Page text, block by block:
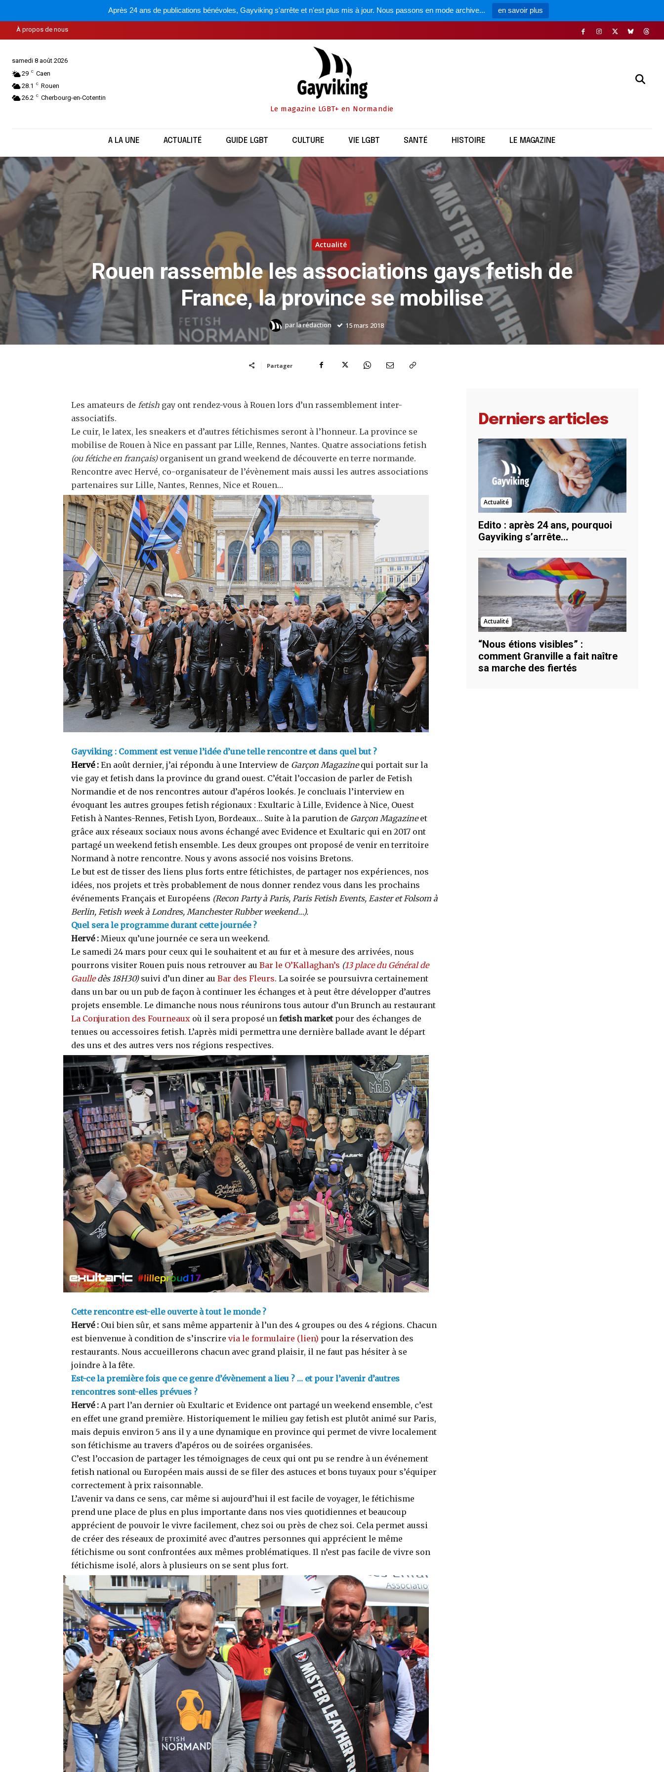
Après 24 ans de publications bénévoles, Gayviking s'arrête et n'est plus mis à jour. Nous passons en mode archive... en savoir plus
À propos de nous
samedi 8 août 2026
29 C Caen
28.1
C Rouen
26.2
C Cherbourg-en-Cotentin
Le magazine LGBT+ en Normandie
A LA UNE ACTUALITÉ GUIDE LGBT CULTURE VIE LGBT SANTÉ HISTOIRE LE MAGAZINE
Actualité
Rouen rassemble les associations gays fetish de
France, la province se mobilise
parla rédaction 15 mars 2018
Partager
Les amateurs de fetishgay ont rendez-vous à Rouen lors d’un rassemblement inter-
associatifs.
Le cuir, le latex, les sneakers et d’autres fétichismes seront à l’honneur. La province se
mobilise de Rouen à Nice en passant par Lille, Rennes, Nantes. Quatre associations fetish
(ou fétiche en français)organisent un grand weekend de découverte en terre normande.
Rencontre avec Hervé, co-organisateur de l’évènement mais aussi les autres associations
partenaires sur Lille, Nantes, Rennes, Nice et Rouen…
Gayviking : Comment est venue l’idée d’une telle rencontre et dans quel but ?
Hervé :En août dernier, j’ai répondu à une Interview de Garçon Magazinequi portait sur la
vie gay et fetish dans la province du grand ouest. C’était l’occasion de parler de Fetish
Normandie et de nos rencontres autour d’apéros lookés. Je concluais l’interview en
évoquant les autres groupes fetish régionaux : Exultaric à Lille, Evidence à Nice, Ouest
Fetish à Nantes-Rennes, Fetish Lyon, Bordeaux… Suite à la parution de Garçon Magazineet
grâce aux réseaux sociaux nous avons échangé avec Evidence et Exultaric qui en 2017 ont
partagé un weekend fetish ensemble. Les deux groupes ont proposé de venir en territoire
Normand à notre rencontre. Nous y avons associé nos voisins Bretons.
Le but est de tisser des liens plus forts entre fétichistes, de partager nos expériences, nos
idées, nos projets et très probablement de nous donner rendez vous dans les prochains
événements Français et Européens (Recon Party à Paris, Paris Fetish Events, Easter et Folsom à
Berlin, Fetish week à Londres, Manchester Rubber weekend…).
Quel sera le programme durant cette journée ?
Hervé :Mieux qu’une journée ce sera un weekend.
Le samedi 24 mars pour ceux qui le souhaitent et au fur et à mesure des arrivées, nous
pourrons visiter Rouen puis nous retrouver au Bar le O’Kallaghan’s (13 place du Général de
Gaulledès 18H30)suivi d’un diner au Bar des Fleurs. La soirée se poursuivra certainement
dans un bar ou un pub de façon à continuer les échanges et à peut être développer d’autres
projets ensemble. Le dimanche nous nous réunirons tous autour d’un Brunch au restaurant
La Conjuration des Fourneauxoù il sera proposé un fetish marketpour des échanges de
tenues ou accessoires fetish. L’après midi permettra une dernière ballade avant le départ
des uns et des autres vers nos régions respectives.
Cette rencontre est-elle ouverte à tout le monde ?
Hervé :Oui bien sûr, et sans même appartenir à l’un des 4 groupes ou des 4 régions. Chacun
est bienvenue à condition de s’inscrire via le formulaire (lien) pour la réservation des
restaurants. Nous accueillerons chacun avec grand plaisir, il ne faut pas hésiter à se
joindre à la fête.
Est-ce la première fois que ce genre d’évènement a lieu ? … et pour l’avenir d’autres
rencontres sont-elles prévues ?
Hervé :A part l’an dernier où Exultaric et Evidence ont partagé un weekend ensemble, c’est
en effet une grand première. Historiquement le milieu gay fetish est plutôt animé sur Paris,
mais depuis environ 5 ans il y a une dynamique en province qui permet de vivre localement
son fétichisme au travers d’apéros ou de soirées organisées.
C’est l’occasion de partager les témoignages de ceux qui ont pu se rendre à un événement
fetish national ou Européen mais aussi de se filer des astuces et bons tuyaux pour s’équiper
correctement à prix raisonnable.
L’avenir va dans ce sens, car même si aujourd’hui il est facile de voyager, le fétichisme
prend une place de plus en plus importante dans nos vies quotidiennes et beaucoup
apprécient de pouvoir le vivre facilement, chez soi ou près de chez soi. Cela permet aussi
de créer des réseaux de proximité avec d’autres personnes qui apprécient le même
fétichisme ou sont confrontées aux mêmes problématiques. Il n’est pas facile de vivre son
fétichisme isolé, alors à plusieurs on se sent plus fort.
Derniers articles
Actualité
Edito : après 24 ans, pourquoi
Gayviking s’arrête…
Actualité
“Nous étions visibles” :
comment Granville a fait naître
sa marche des fiertés